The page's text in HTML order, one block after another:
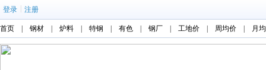
登录 注册
首页 钢材 炉料 特钢 有色 钢厂 工地价 周均价 月